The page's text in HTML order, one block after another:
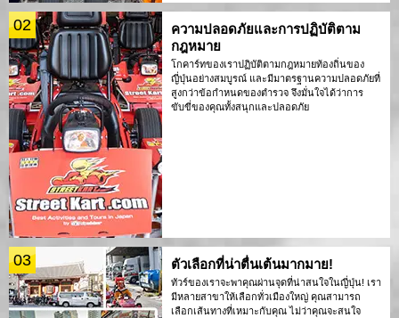
02
ความปลอดภัยและการปฏิบัติตาม
กฎหมาย
โกคาร์ทของเราปฏิบัติตามกฎหมายท้องถิ่นของ
ญี่ปุ่นอย่างสมบูรณ์ และมีมาตรฐานความปลอดภัยที่
สูงกว่าข้อกำหนดของตำรวจ จึงมั่นใจได้ว่าการ
ขับขี่ของคุณทั้งสนุกและปลอดภัย
03 ตัวเลือกที่น่าตื่นเต้นมากมาย!
ทัวร์ของเราจะพาคุณผ่านจุดที่น่าสนใจในญี่ปุ่น! เรา
มีหลายสาขาให้เลือกทั่วเมืองใหญ่ คุณสามารถ
เลือกเส้นทางที่เหมาะกับคุณ ไม่ว่าคุณจะสนใจ